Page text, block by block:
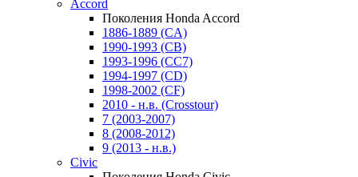
Accord
Поколения Honda Accord
1886-1889 (CA)
1990-1993 (CB)
1993-1996 (CC7)
1994-1997 (CD)
1998-2002 (CF)
2010 - н.в. (Crosstour)
7 (2003-2007)
8 (2008-2012)
9 (2013 - н.в.)
Civic